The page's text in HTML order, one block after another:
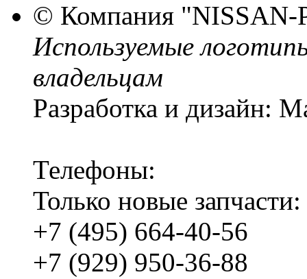
© Компания "NISSAN-
Используемые
владельцам
Разработка и дизайн:
Телефоны:
Только новые запчасти:
+7 (495) 664-40-56
+7 (929) 950-36-88